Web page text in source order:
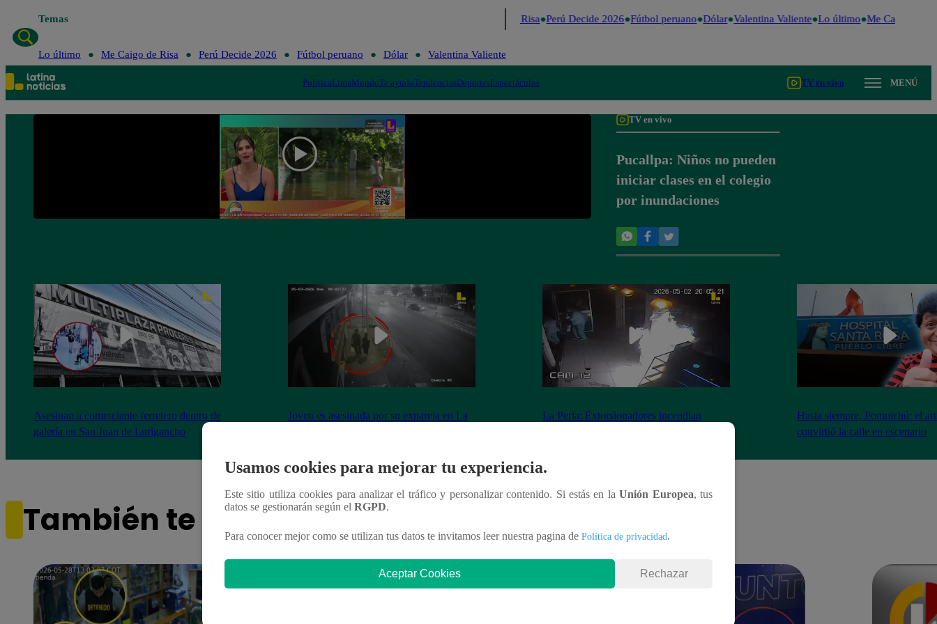
Temas Me Caigo de Risa Perú Decide 2026 Fútbol peruano Dólar Valentina Valiente Lo último Me Caigo de
Lo último Me Caigo de Risa Perú Decide 2026 Fútbol peruano Dólar Valentina Valiente
PolíticaLimaMundoTe ayudoTendenciasDeportesEspectáculos TV en vivo MENÚ
TV en vivo
Pucallpa: Niños no pueden
iniciar clases en el colegio
por inundaciones
Asesinan a comerciante ferretero dentro de
galería en San Juan de Lurigancho
Joven es asesinada por su expareja en La
La Perla: Extorsionadores incendian
Hasta siempre, Pompichú: el
convirtió la calle en escenario
También te puede interesar
Usamos cookies para mejorar tu experiencia.
Este sitio utiliza cookies para analizar el tráfico y personalizar contenido. Si estás en laUnión Europea, tus
datos se gestionarán según el RGPD.
Para conocer mejor como se utilizan tus datos te invitamos leer nuestra pagina de Política de privacidad.
Aceptar Cookies Rechazar